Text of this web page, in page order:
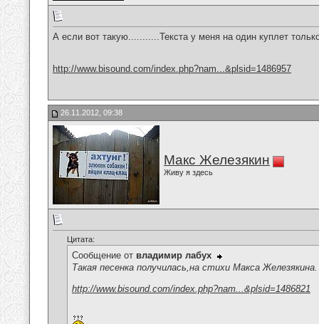
А если вот такую...........Текста у меня на один куплет
http://www.bisound.com/index.php?nam...&plsid=1486957
26.11.2012, 09:38
Макс Железякин
Живу я здесь
Цитата:
Сообщение от владимир лабух
Такая песенка получилась,на стихи Макса Железякина.
http://www.bisound.com/index.php?nam...&plsid=1486821